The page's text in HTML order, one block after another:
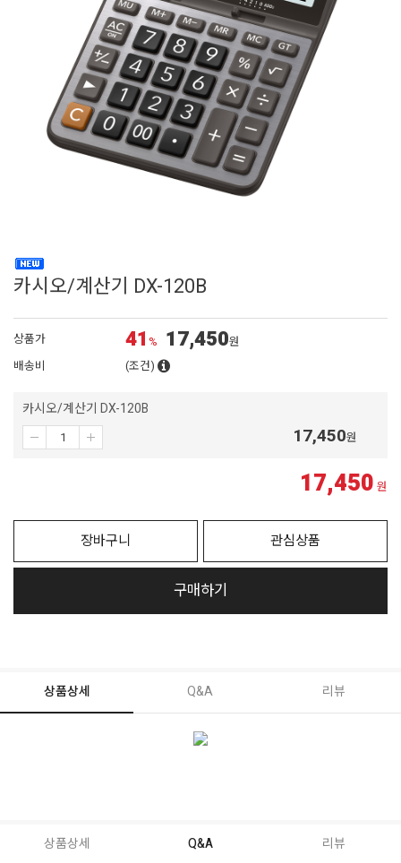
카시오/계산기 DX-120B
상품가 41 % 17,450원
배송비
(조건)
카시오/계산기 DX-120B
17,450원
17,450 원
장바구니 관심상품
구매하기
상품상세 Q&A 리뷰
상품상세 Q&A 리뷰